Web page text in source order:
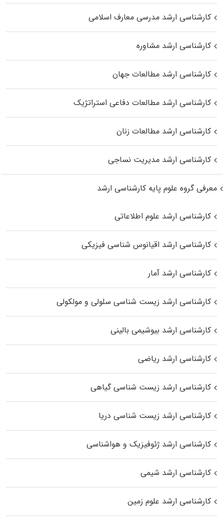
کارشناسی ارشد مدرسی معارف اسلامی
کارشناسی ارشد مشاوره
کارشناسی ارشد مطالعات جهان
کارشناسی ارشد مطالعات دفاعی استراتژیک
کارشناسی ارشد مطالعات زنان
کارشناسی ارشد مدیریت نساجی
معرفی گروه علوم پایه کارشناسی ارشد
کارشناسی ارشد علوم اطلاعاتی
کارشناسی ارشد اقیانوس‌ شناسی فیزیکی
کارشناسی ارشد آمار
کارشناسی ارشد زیست شناسی سلولی و مولکولی
کارشناسی ارشد بیوشیمی بالینی
کارشناسی ارشد ریاضی
کارشناسی ارشد زیست‌ شناسی گیاهی
کارشناسی ارشد زیست‌ شناسی دریا
کارشناسی ارشد ژئوفیزیک و هواشناسی
کارشناسی ارشد شیمی
کارشناسی ارشد علوم زمین